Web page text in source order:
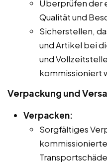
Überprüfen der
Qualität und
Sicherstellen,
und Artikel bei
und
kommissioniert
Verpackung und
Verpacken:
Sorgfältiges